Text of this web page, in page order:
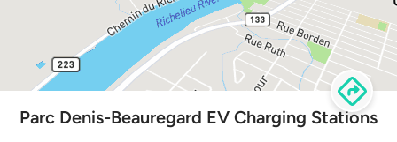
Parc Denis-Beauregard EV Charging Stations